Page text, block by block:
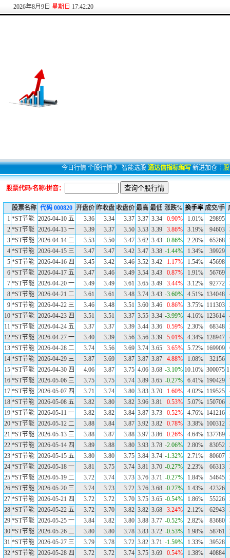
2026年8月 9 日 星期日 17:42:20
今日行情 个股行情 》 智能选股 通达信指标编写 新进加仓 ┊
股票代码/名称/拼音：
股票名称 代码 000820 开盘价 昨收盘 收盘价 最高 最低 涨跌% 换手率 成交/手
1 *ST节能 2026-04-10 五 3.36 3.34 3.37 3.37 3.34 0.90% 1.01% 29895
2 *ST节能 2026-04-13 一 3.39 3.37 3.50 3.53 3.39 3.86% 3.19% 94603
3 *ST节能 2026-04-14 二 3.53 3.50 3.47 3.62 3.43 -0.86% 2.20% 65268
4 *ST节能 2026-04-15 三 3.47 3.47 3.42 3.47 3.38 -1.44% 1.34% 39929
5 *ST节能 2026-04-16 四 3.45 3.42 3.46 3.52 3.42 1.17% 1.54% 45698
6 *ST节能 2026-04-17 五 3.47 3.46 3.49 3.54 3.43 0.87% 1.91% 56769
7 *ST节能 2026-04-20 一 3.49 3.49 3.61 3.65 3.49 3.44% 3.12% 92772
8 *ST节能 2026-04-21 二 3.61 3.61 3.48 3.74 3.43 -3.60% 4.51% 134048
9 *ST节能 2026-04-22 三 3.46 3.48 3.51 3.60 3.46 0.86% 3.75% 111303
10 *ST节能 2026-04-23 四 3.51 3.51 3.37 3.55 3.34 -3.99% 4.16% 123614
11 *ST节能 2026-04-24 五 3.37 3.37 3.39 3.44 3.36 0.59% 2.30% 68348
12 *ST节能 2026-04-27 一 3.40 3.39 3.56 3.56 3.39 5.01% 4.34% 128947
13 *ST节能 2026-04-28 二 3.74 3.56 3.69 3.74 3.65 3.65% 5.72% 169909
14 *ST节能 2026-04-29 三 3.87 3.69 3.87 3.87 3.87 4.88% 1.08% 32156
15 *ST节能 2026-04-30 四 4.06 3.87 3.75 4.06 3.68 -3.10% 10.10% 300075
16 *ST节能 2026-05-06 三 3.75 3.75 3.74 3.89 3.65 -0.27% 6.41% 190429
17 *ST节能 2026-05-07 四 3.71 3.74 3.80 3.83 3.70 1.60% 4.02% 119525
18 *ST节能 2026-05-08 五 3.82 3.80 3.82 3.96 3.81 0.53% 5.07% 150706
19 *ST节能 2026-05-11 一 3.82 3.82 3.84 3.87 3.73 0.52% 4.76% 141216
20 *ST节能 2026-05-12 二 3.88 3.84 3.87 3.92 3.82 0.78% 3.38% 100312
21 *ST节能 2026-05-13 三 3.88 3.87 3.88 3.97 3.86 0.26% 4.64% 137789
22 *ST节能 2026-05-14 四 3.89 3.88 3.80 3.93 3.78 -2.06% 2.80% 83052
23 *ST节能 2026-05-15 五 3.80 3.80 3.75 3.84 3.74 -1.32% 2.71% 80607
24 *ST节能 2026-05-18 一 3.81 3.75 3.74 3.81 3.70 -0.27% 2.23% 66313
25 *ST节能 2026-05-19 二 3.72 3.74 3.73 3.76 3.71 -0.27% 1.84% 54645
26 *ST节能 2026-05-20 三 3.74 3.73 3.72 3.76 3.68 -0.27% 1.43% 42326
27 *ST节能 2026-05-21 四 3.72 3.72 3.70 3.75 3.65 -0.54% 1.86% 55226
28 *ST节能 2026-05-22 五 3.72 3.70 3.82 3.82 3.68 3.24% 2.12% 62943
29 *ST节能 2026-05-25 一 3.84 3.82 3.80 3.88 3.77 -0.52% 2.82% 83680
30 *ST节能 2026-05-26 二 3.80 3.80 3.78 3.83 3.72 -0.53% 1.98% 58761
31 *ST节能 2026-05-27 三 3.79 3.78 3.72 3.82 3.71 -1.59% 1.33% 39528
32 *ST节能 2026-05-28 四 3.72 3.72 3.74 3.75 3.69 0.54% 1.38% 40884